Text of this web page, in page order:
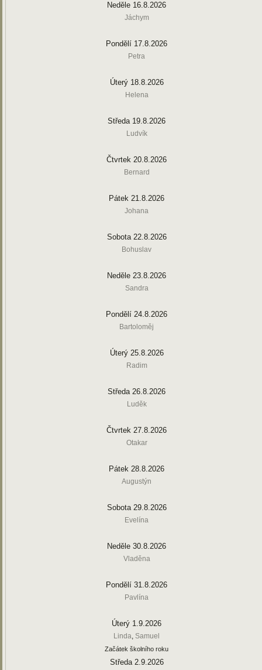
Neděle 16.8.2026
Jáchym
Pondělí 17.8.2026
Petra
Úterý 18.8.2026
Helena
Středa 19.8.2026
Ludvík
Čtvrtek 20.8.2026
Bernard
Pátek 21.8.2026
Johana
Sobota 22.8.2026
Bohuslav
Neděle 23.8.2026
Sandra
Pondělí 24.8.2026
Bartoloměj
Úterý 25.8.2026
Radim
Středa 26.8.2026
Luděk
Čtvrtek 27.8.2026
Otakar
Pátek 28.8.2026
Augustýn
Sobota 29.8.2026
Evelína
Neděle 30.8.2026
Vladěna
Pondělí 31.8.2026
Pavlína
Úterý 1.9.2026
Linda, Samuel
Začátek školního roku
Středa 2.9.2026